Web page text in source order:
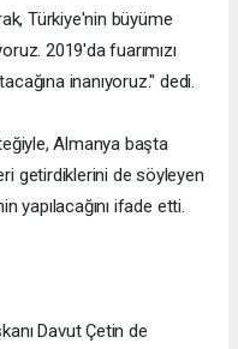
Türkiye'nin büyüme
2019'da fuarımızı
inanıyoruz." dedi.
Almanya başta
getirdiklerini de söyleyen
yapılacağını ifade etti.
Davut Çetin de